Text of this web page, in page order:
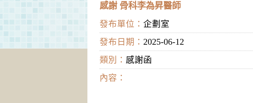
感謝 骨科李為昇醫師
發布單位： 企劃室
發布日期： 2025-06-12
類別： 感謝函
內容：